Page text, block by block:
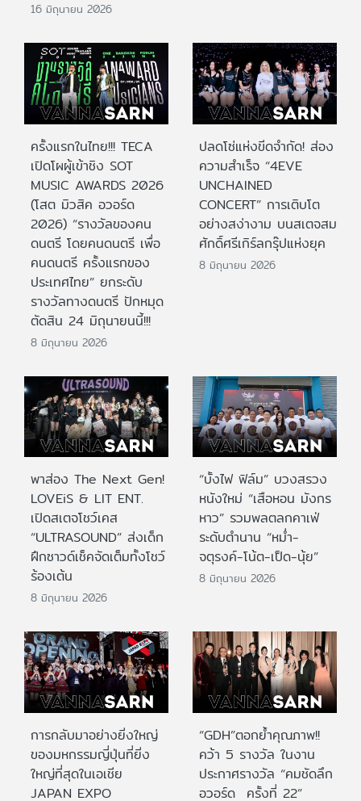
16 มิถุนายน 2026
ครั้งแรกในไทย!!! TECA
เปิดโผผู้เข้าชิง SOT
MUSIC AWARDS 2026
(โสต มิวสิค อวอร์ด
2026) “รางวัลของคน
ดนตรี โดยคนดนตรี เพื่อ
คนดนตรี ครั้งแรกของ
ประเทศไทย” ยกระดับ
รางวัลทางดนตรี ปักหมุด
ตัดสิน 24 มิถุนายนนี้!!!
8 มิถุนายน 2026
ปลดโซ่แห่งขีดจำกัด! ส่อง
ความสำเร็จ “4EVE
UNCHAINED
CONCERT” การเติบโต
อย่างสง่างาม บนสเตจสม
ศักดิ์ศรีเกิร์ลกรุ๊ปแห่งยุค
8 มิถุนายน 2026
พาส่อง The Next Gen!
LOVEiS & LIT ENT.
เปิดสเตจโชว์เคส
“ULTRASOUND” ส่งเด็ก
ฝึกซาวด์เช็คจัดเต็มทั้งโชว์
ร้องเต้น
8 มิถุนายน 2026
“บั้งไฟ ฟิล์ม” บวงสรวง
หนังใหม่ “เสือหอน มังกร
หาว” รวมพลตลกคาเฟ่
ระดับตำนาน “หม่ำ-
จตุรงค์-โน้ต-เป็ด-นุ้ย”
8 มิถุนายน 2026
การกลับมาอย่างยิ่งใหญ่
ของมหกรรมญี่ปุ่นที่ยิ่ง
ใหญ่ที่สุดในเอเชีย
JAPAN EXPO
“GDH”ตอกย้ำคุณภาพ!!
คว้า 5 รางวัล ในงาน
ประกาศรางวัล “คมชัดลึก
อวอร์ด ครั้งที่ 22”